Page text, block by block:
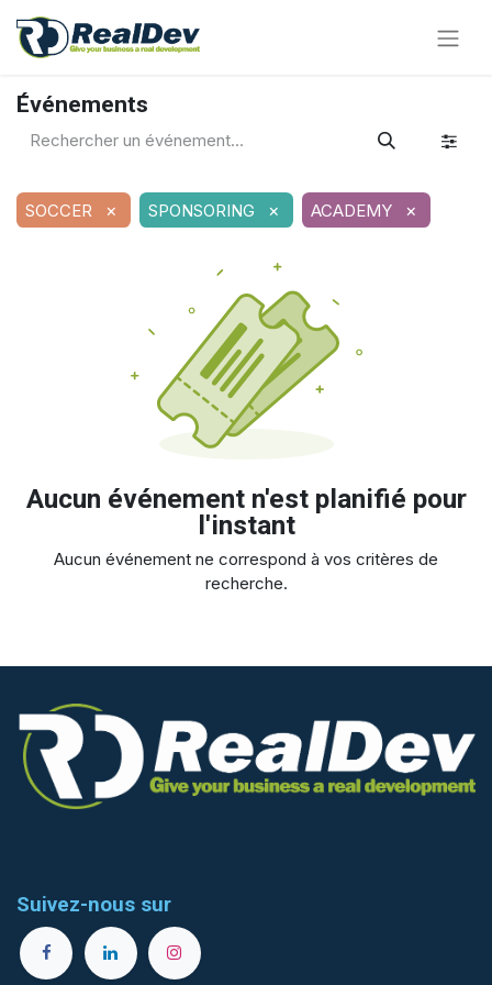
Événements
SOCCER × SPONSORING × ACADEMY ×
Aucun événement n'est planifié pour
l'instant
Aucun événement ne correspond à vos critères de
recherche.
Suivez-nous sur